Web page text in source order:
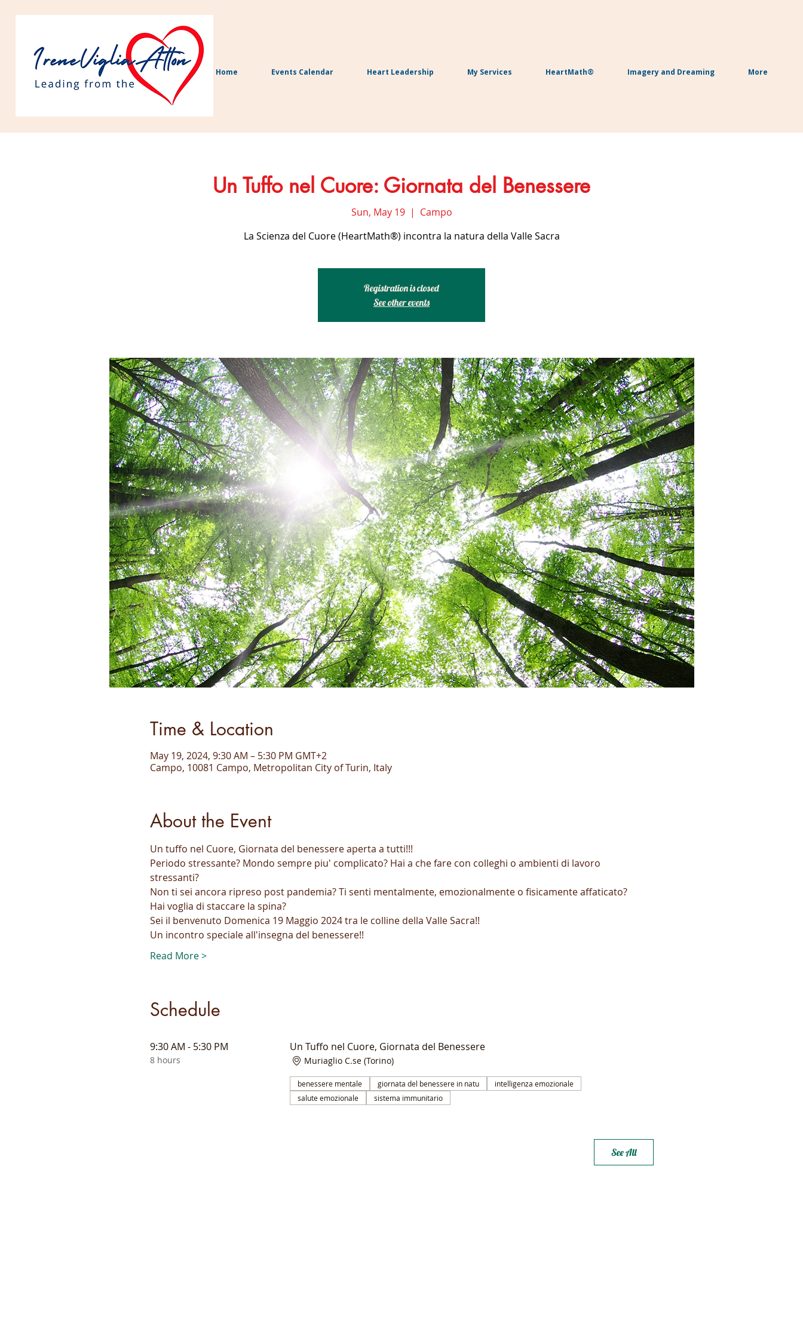
Home Events Calendar Heart Leadership My Services HeartMath® Imagery and Dreaming More
Un Tuffo nel Cuore: Giornata del Benessere
Sun, May 19
  |
Campo
La Scienza del Cuore (HeartMath®) incontra la natura della Valle Sacra
Registration is closed
See other events
Time & Location
May 19, 2024, 9:30 AM – 5:30 PM GMT+2
Campo, 10081 Campo, Metropolitan City of Turin, Italy
About the Event
Un tuffo nel Cuore, Giornata del benessere aperta a tutti!!!
Periodo stressante? Mondo sempre piu' complicato? Hai a che fare con colleghi o ambienti di lavoro
stressanti?
Non ti sei ancora ripreso post pandemia? Ti senti mentalmente, emozionalmente o fisicamente affaticato?
Hai voglia di staccare la spina?
Sei il benvenuto Domenica 19 Maggio 2024 tra le colline della Valle Sacra!!
Un incontro speciale all'insegna del benessere!!
Read More >
Schedule
9:30 AM - 5:30 PM
8 hours
Un Tuffo nel Cuore, Giornata del Benessere
Muriaglio C.se (Torino)
benessere mentale giornata del benessere in natu
intelligenza emozionale
salute emozionale
sistema immunitario
See All